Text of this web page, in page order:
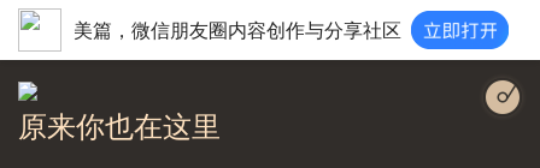
美篇，微信朋友圈内容创作与分享社区
原来你也在这里
原来你也在这里|刘若英|http://imgcache.qq.com/